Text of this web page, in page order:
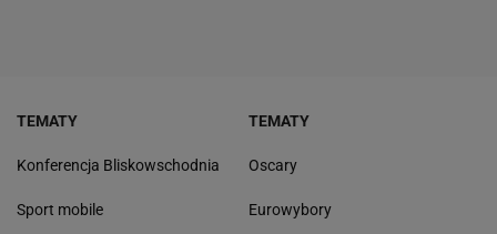
TEMATY
Konferencja Bliskowschodnia
Sport mobile
TEMATY
Oscary
Eurowybory